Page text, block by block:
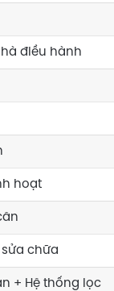
điều hành
hoạt
chữa
+ Hệ thống lọc